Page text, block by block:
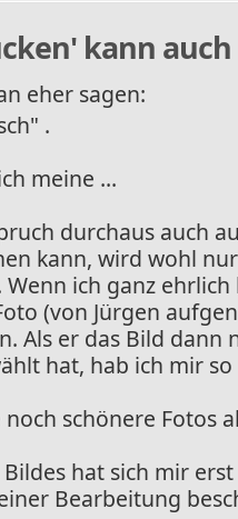
kann
eher sagen:
.
meine ...
durchaus auch
kann, wird wohl
ich ganz
(von Jürgen
Als er das Bild dann
hat, hab ich mir
schönere Fotos
hat sich mir
Bearbeitung